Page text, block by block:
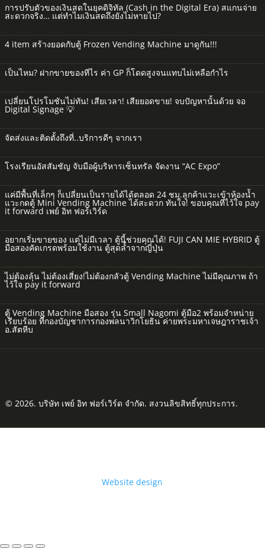
การปรับตัวของเงินสดในยุคดิจิทัล (Cash in the Digital Era) สแกนจ่าย
สะดวกจริง… แต่ทำไมเงินสดถึงยังไม่หายไป?
4 item สร้างยอดกับตู้ Frozen Vending Machine มาดูกัน!!!
เป็นไหม? ฝากขายของทีไร ค่า GP ก็โดดสูงจนแทบไม่เหลือกำไร
เปลี่ยนโปรโมชันไม่ทัน! เสียเวลา! เสียยอดขาย! จบปัญหานั้นด้วย จอ
Digital Signage 💡
จัดส่งและติดตั้งถึงที่..บริการดีๆ จากเรา
โรงเรียนอัสสัมชัญ จับมือผู้บริหารเซ็นทรัล จัดงาน “AC Expo”
แค่มีพื้นที่เล็กๆ ก็เปลี่ยนเป็นรายได้ได้ตลอด 24 ชม.ลูกค้าแวะเข้าห้องน้ำ
แวะกดตู้ Mini Vending Machine ได้สะดวก ทันใจ! ขอบคุณที่ไว้ใจ pay
it forward เพย์ อิท ฟอร์เวิร์ด
อยากเริ่มขายของ แต่ไม่มีเวลา ตู้นี้ช่วยคุณได้! FUJI CAN MIE HYBRID ตู้
มือสองคัดเกรดพร้อมใช้งาน ตู้สุดล้ำจากญี่ปุ่น
ไม่ต้องลุ้น ไม่ต้องเสี่ยง!ไม่ต้องกลัวตู้ Vending Machine ไม่มีคุณภาพ ถ้า
ไว้ใจ pay it forward
ตู้ Vending Machine มือสอง รุ่น Small Nagomi ตู้มือ2 พร้อมจำหน่าย
เรียบร้อย ที่กองบัญชาการกองพลนาวิกโยธิน ค่ายพระมหาเจษฎาราชเจ้า
อ.สัตหีบ
© 2026. บริษัท เพย์ อิท ฟอร์เวิร์ด จำกัด. สงวนลิขสิทธิ์ทุกประการ.
Website design